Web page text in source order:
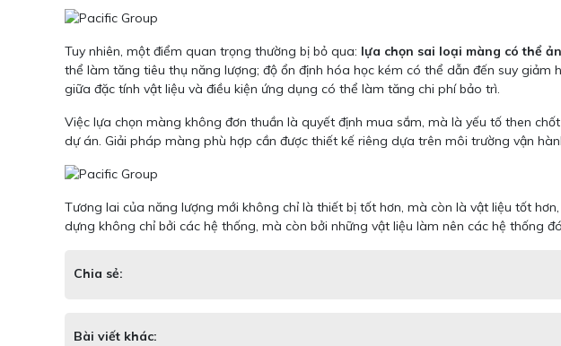
Tuy nhiên, một điểm quan trọng thường bị bỏ qua: lựa chọn sai loại màng có thể
thể làm tăng tiêu thụ năng lượng; độ ổn định hóa học kém có thể dẫn đến suy
giữa đặc tính vật liệu và điều kiện ứng dụng có thể làm tăng chi phí bảo trì.
Việc lựa chọn màng không đơn thuần là quyết định mua sắm, mà là yếu tố then
dự án. Giải pháp màng phù hợp cần được thiết kế riêng dựa trên môi trường vận
Tương lai của năng lượng mới không chỉ là thiết bị tốt hơn, mà còn là vật liệu tốt
dựng không chỉ bởi các hệ thống, mà còn bởi những vật liệu làm nên các hệ thống
Chia sẻ:
Bài viết khác: